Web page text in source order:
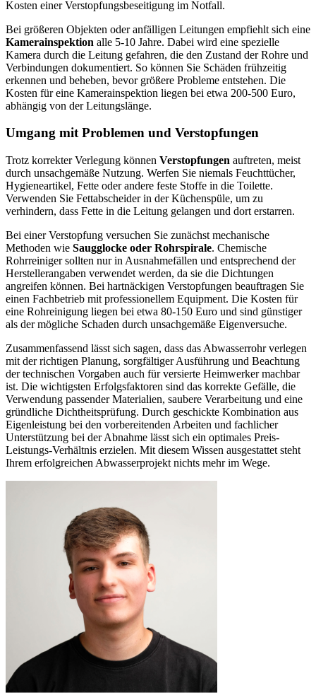
Kosten einer Verstopfungsbeseitigung im Notfall.
Bei größeren Objekten oder anfälligen Leitungen empfiehlt sich eine
Kamerainspektion alle 5-10 Jahre. Dabei wird eine spezielle
Kamera durch die Leitung gefahren, die den Zustand der Rohre und
Verbindungen dokumentiert. So können Sie Schäden frühzeitig
erkennen und beheben, bevor größere Probleme entstehen. Die
Kosten für eine Kamerainspektion liegen bei etwa 200-500 Euro,
abhängig von der Leitungslänge.
Umgang mit Problemen und Verstopfungen
Trotz korrekter Verlegung können Verstopfungen auftreten, meist
durch unsachgemäße Nutzung. Werfen Sie niemals Feuchttücher,
Hygieneartikel, Fette oder andere feste Stoffe in die Toilette.
Verwenden Sie Fettabscheider in der Küchenspüle, um zu
verhindern, dass Fette in die Leitung gelangen und dort erstarren.
Bei einer Verstopfung versuchen Sie zunächst mechanische
Methoden wie Saugglocke oder Rohrspirale. Chemische
Rohrreiniger sollten nur in Ausnahmefällen und entsprechend der
Herstellerangaben verwendet werden, da sie die Dichtungen
angreifen können. Bei hartnäckigen Verstopfungen beauftragen Sie
einen Fachbetrieb mit professionellem Equipment. Die Kosten für
eine Rohreinigung liegen bei etwa 80-150 Euro und sind günstiger
als der mögliche Schaden durch unsachgemäße Eigenversuche.
Zusammenfassend lässt sich sagen, dass das Abwasserrohr verlegen
mit der richtigen Planung, sorgfältiger Ausführung und Beachtung
der technischen Vorgaben auch für versierte Heimwerker machbar
ist. Die wichtigsten Erfolgsfaktoren sind das korrekte Gefälle, die
Verwendung passender Materialien, saubere Verarbeitung und eine
gründliche Dichtheitsprüfung. Durch geschickte Kombination aus
Eigenleistung bei den vorbereitenden Arbeiten und fachlicher
Unterstützung bei der Abnahme lässt sich ein optimales Preis-
Leistungs-Verhältnis erzielen. Mit diesem Wissen ausgestattet steht
Ihrem erfolgreichen Abwasserprojekt nichts mehr im Wege.